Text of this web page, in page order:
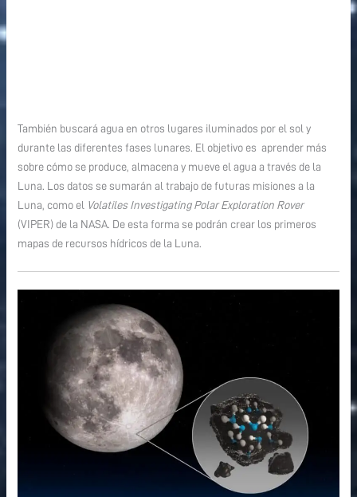
También buscará agua en otros lugares iluminados por el sol y
durante las diferentes fases lunares. El objetivo es aprender más
sobre cómo se produce, almacena y mueve el agua a través de la
Luna. Los datos se sumarán al trabajo de futuras misiones a la
Luna, como el
Volatiles Investigating Polar Exploration Rover
(VIPER) de la NASA. De esta forma se podrán crear los primeros
mapas de recursos hídricos de la Luna.